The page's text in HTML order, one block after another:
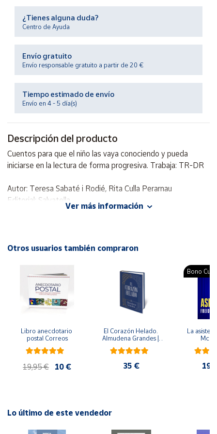
Productos
Solidarios
Ayuda
Centro
Contacto
Vendedores
Mapa de
vendedores
vendedor
Área
cliente
Ubicación
Península
Baleares
Canarias,
¿Tienes alguna duda?
Centro de Ayuda
Envío gratuito
Envío responsable gratuito a partir de 20 €
Tiempo estimado de envío
Envío en 4 - 5 día(s)
Descripción del producto
Cuentos para que el niño las vaya conociendo y pueda
iniciarse en la lectura de forma progresiva. Trabaja: TR-DR
Autor: Teresa Sabaté i Rodié, Rita Culla Perarnau
Editorial: Salvatella
ISBN: 9788484126201
Ver más información
Otros usuarios también compraron
Libro anecdotario
postal Correos
19,95 € 10 €
El Corazón Helado.
Almudena Grandes |
Edición especial de
lujo | Libro con sello y
35 €
Bono
La
Lo último de este vendedor